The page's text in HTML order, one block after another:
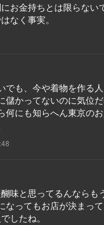
お金持ちとは限らない
なく事実。
でも、今や着物を作る
儲かってないのに気位
何にも知らへん東京の
味と思ってるんならも
なってもお店が決まって
したね。